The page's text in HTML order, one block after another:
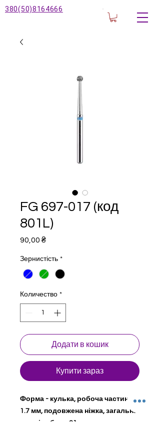
380(50)8164666
FG 697-017 (код
801L)
90,00 ₴Цена
Зернистість *
Количество *
Додати в кошик
Купити зараз
Форма - кулька, робоча частина
1.7 мм, подовжена ніжка, загальна
довжіна бору 21 мм.